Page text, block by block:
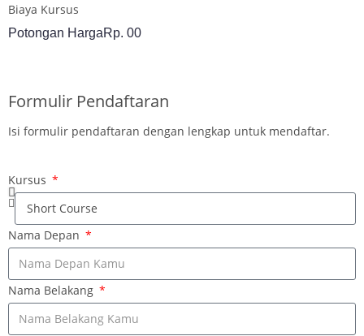
Biaya Kursus
Potongan HargaRp. 00
Formulir Pendaftaran
Isi formulir pendaftaran dengan lengkap untuk mendaftar.
Kursus
Nama Depan
Nama Belakang